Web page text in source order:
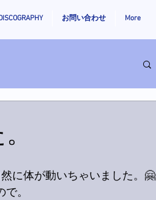
お問い合わせ More
に体が動いちゃいました。🤗
。